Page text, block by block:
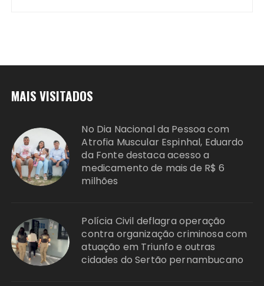
MAIS VISITADOS
No Dia Nacional da Pessoa com
Atrofia Muscular Espinhal, Eduardo
da Fonte destaca acesso a
medicamento de mais de R$ 6
milhões
Polícia Civil deflagra operação
contra organização criminosa com
atuação em Triunfo e outras
cidades do Sertão pernambucano